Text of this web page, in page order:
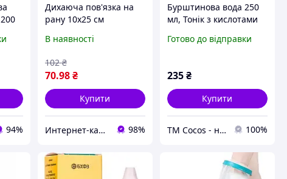
94%
Дихаюча пов'язка на
рану 10х25 см
від води, E8755X337
В наявності
70.98 ₴
102 ₴
Купити
Инт​е​​рн​ет-кат​алог ск​​идок "KIEVSALES.COM" 98%
Бурштинова вода 250
мл, Тонік з кислотами
Тонік проти запалення,
Готово до відправки
235₴
Купити
ТМ Cocos - натуральна косметика та побутова хімія 100%